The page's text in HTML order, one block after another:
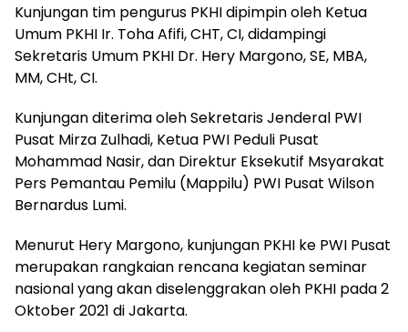
Kunjungan tim pengurus PKHI dipimpin oleh Ketua
Umum PKHI Ir. Toha Afifi, CHT, CI, didampingi
Sekretaris Umum PKHI Dr. Hery Margono, SE, MBA,
MM, CHt, CI.
Kunjungan diterima oleh Sekretaris Jenderal PWI
Pusat Mirza Zulhadi, Ketua PWI Peduli Pusat
Mohammad Nasir, dan Direktur Eksekutif Msyarakat
Pers Pemantau Pemilu (Mappilu) PWI Pusat Wilson
Bernardus Lumi.
Menurut Hery Margono, kunjungan PKHI ke PWI Pusat
merupakan rangkaian rencana kegiatan seminar
nasional yang akan diselenggrakan oleh PKHI pada 2
Oktober 2021 di Jakarta.